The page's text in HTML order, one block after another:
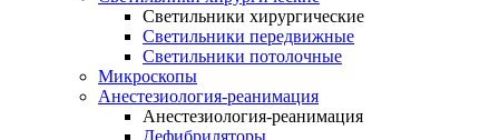
Светильники хирургические
Светильники передвижные
Светильники потолочные
Микроскопы
Анестезиология-реанимация
Анестезиология-реанимация
Дефибриляторы